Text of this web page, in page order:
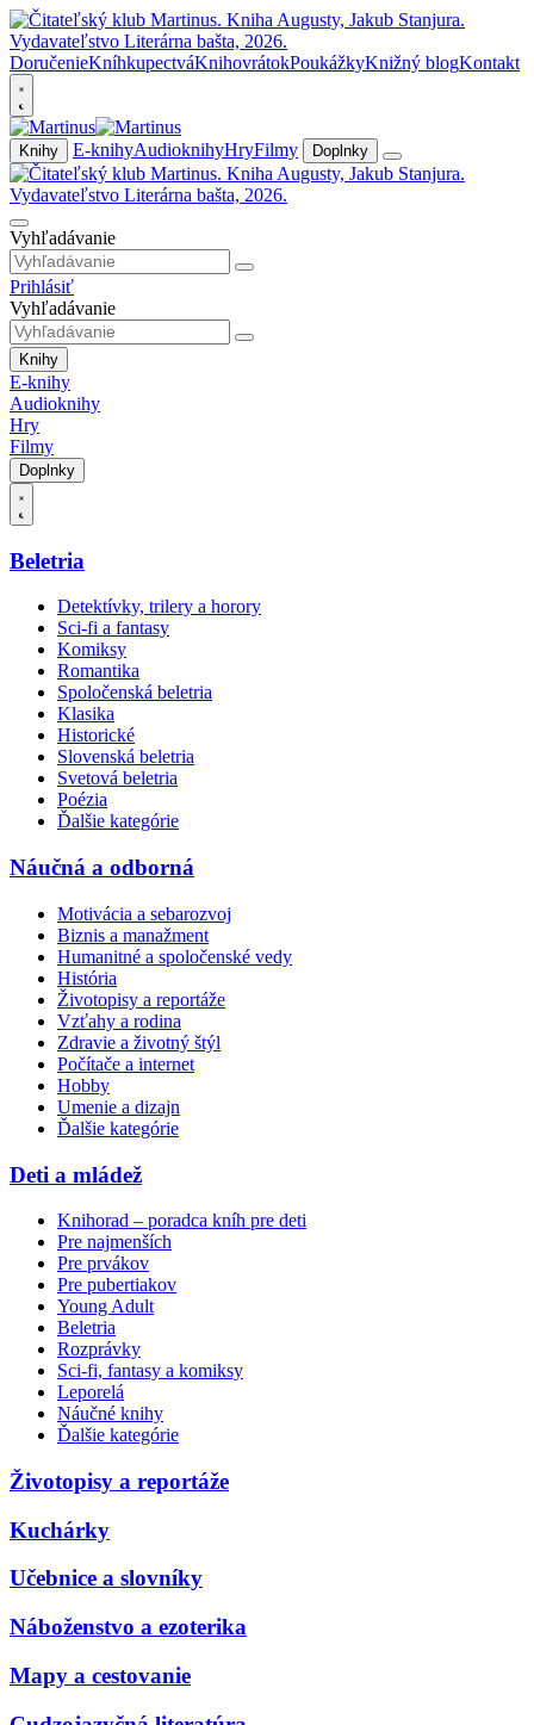
DoručenieKníhkupectváKnihovrátokPoukážkyKnižný blogKontakt
Knihy E-knihyAudioknihyHryFilmy Doplnky
Vyhľadávanie
Prihlásiť
Vyhľadávanie
Knihy
E-knihy
Audioknihy
Hry
Filmy
Doplnky
Beletria
Detektívky, trilery a horory
Sci-fi a fantasy
Komiksy
Romantika
Spoločenská beletria
Klasika
Historické
Slovenská beletria
Svetová beletria
Poézia
Ďalšie kategórie
Náučná a odborná
Motivácia a sebarozvoj
Biznis a manažment
Humanitné a spoločenské vedy
História
Životopisy a reportáže
Vzťahy a rodina
Zdravie a životný štýl
Počítače a internet
Hobby
Umenie a dizajn
Ďalšie kategórie
Deti a mládež
Knihorad – poradca kníh pre deti
Pre najmenších
Pre prvákov
Pre pubertiakov
Young Adult
Beletria
Rozprávky
Sci-fi, fantasy a komiksy
Leporelá
Náučné knihy
Ďalšie kategórie
Životopisy a reportáže
Kuchárky
Učebnice a slovníky
Náboženstvo a ezoterika
Mapy a cestovanie